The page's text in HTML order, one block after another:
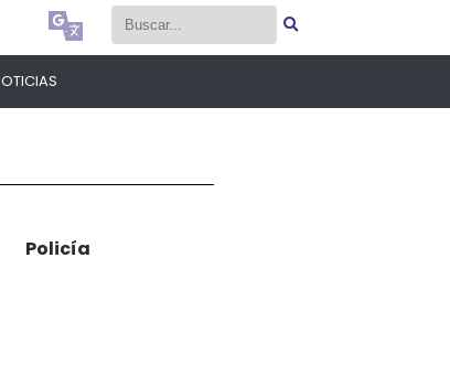
Select Language Select Language
Policía